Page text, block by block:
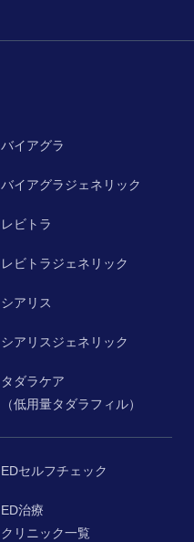
バイアグラ
バイアグラジェネリック
レビトラ
レビトラジェネリック
シアリス
シアリスジェネリック
タダラケア
（低用量タダラフィル）
EDセルフチェック
ED治療
クリニック一覧